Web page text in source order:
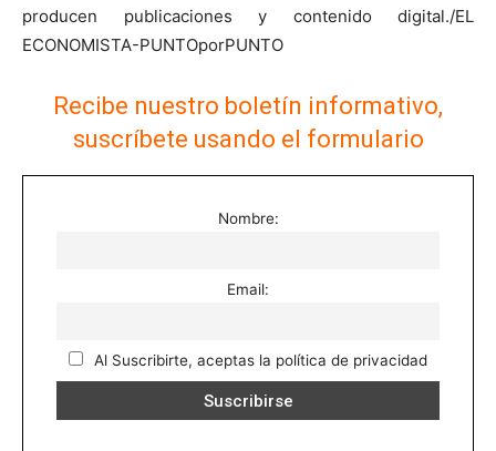
producen publicaciones y contenido digital./EL
ECONOMISTA-PUNTOporPUNTO
Recibe nuestro boletín informativo,
suscríbete usando el formulario
Nombre:
Email:
Al Suscribirte, aceptas la política de privacidad